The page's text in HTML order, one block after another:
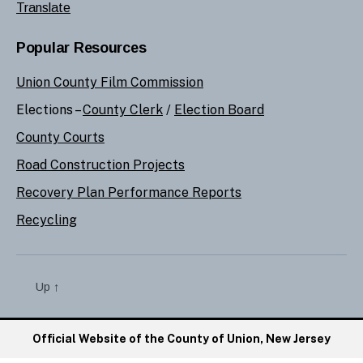
Translate
Popular Resources
Union County Film Commission
Elections –County Clerk / Election Board
County Courts
Road Construction Projects
Recovery Plan Performance Reports
Recycling
Up ↑
Official Website of the County of Union, New Jersey